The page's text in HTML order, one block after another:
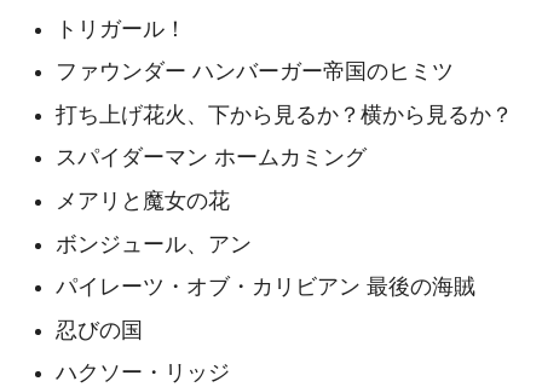
トリガール！
ファウンダー ハンバーガー帝国のヒミツ
打ち上げ花火、下から見るか？横から見るか？
スパイダーマン ホームカミング
メアリと魔女の花
ボンジュール、アン
パイレーツ・オブ・カリビアン 最後の海賊
忍びの国
ハクソー・リッジ